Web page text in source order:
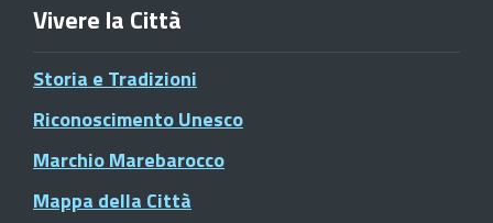
Vivere la Città
Storia e Tradizioni
Riconoscimento Unesco
Marchio Marebarocco
Mappa della Città